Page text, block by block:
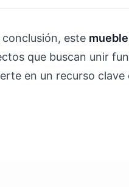
conclusión, este
que buscan unir
en un recurso